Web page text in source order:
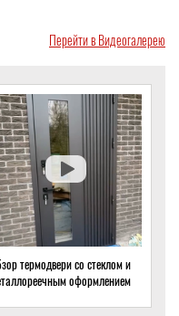
Перейти в Видеогалерею
термодвери со стеклом и
оформлением